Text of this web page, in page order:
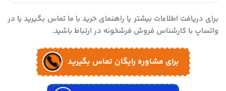
برای دریافت اطلاعات بیشتر یا راهنمای خرید با ما تماس بگیرید یا در
واتساپ با کارشناس فروش فرشخونه در ارتباط باشید.
برای مشاوره رایگان تماس بگیرید